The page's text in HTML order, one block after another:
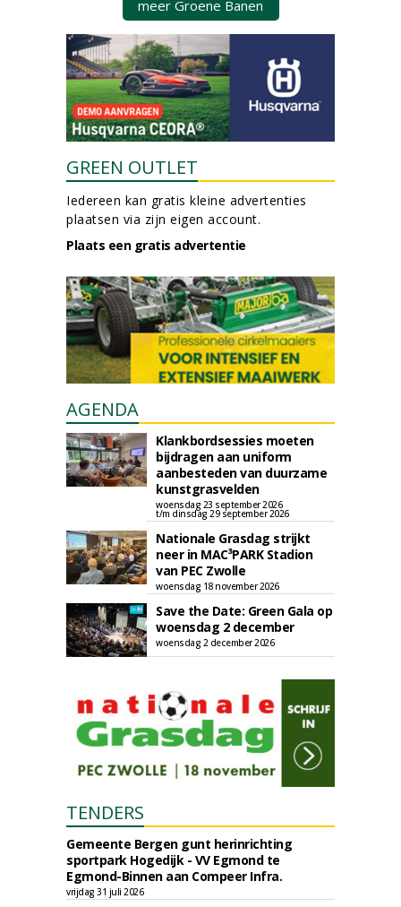
meer Groene Banen
GREEN OUTLET
Iedereen kan gratis kleine advertenties
plaatsen via zijn eigen account.
Plaats een gratis advertentie
AGENDA
Klankbordsessies moeten
bijdragen aan uniform
aanbesteden van duurzame
kunstgrasvelden
woensdag 23 september 2026
t/m dinsdag 29 september 2026
Nationale Grasdag strijkt
neer in MAC³PARK Stadion
van PEC Zwolle
woensdag 18 november 2026
Save the Date: Green Gala op
woensdag 2 december
woensdag 2 december 2026
TENDERS
Gemeente Bergen gunt herinrichting
sportpark Hogedijk - VV Egmond te
Egmond-Binnen aan Compeer Infra.
vrijdag 31 juli 2026